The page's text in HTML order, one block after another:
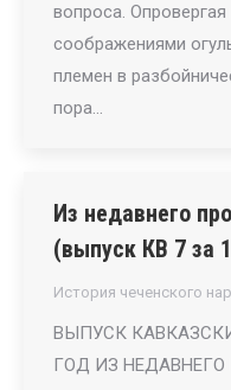
вопроса.
соображениями
племен в
пора…
Из недавнего
(выпуск КВ 7 за
История чеченского
ВЫПУСК
ГОД ИЗ